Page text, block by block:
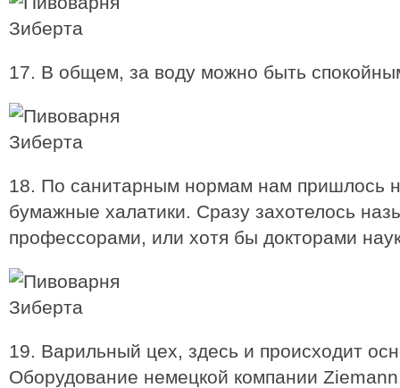
17. В общем, за воду можно быть
18. По санитарным нормам нам пришлось
бумажные халатики. Сразу захотелось
профессорами, или хотя бы докторами
19. Варильный цех, здесь и происходит
Оборудование немецкой компании